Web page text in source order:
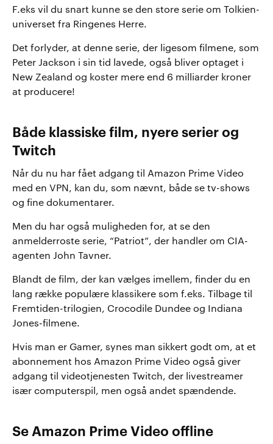
F.eks vil du snart kunne se den store serie om Tolkien-
universet fra Ringenes Herre.
Det forlyder, at denne serie, der ligesom filmene, som
Peter Jackson i sin tid lavede, også bliver optaget i
New Zealand og koster mere end 6 milliarder kroner
at producere!
Både klassiske film, nyere serier og
Twitch
Når du nu har fået adgang til Amazon Prime Video
med en VPN, kan du, som nævnt, både se tv-shows
og fine dokumentarer.
Men du har også muligheden for, at se den
anmelderroste serie, “Patriot”, der handler om CIA-
agenten John Tavner.
Blandt de film, der kan vælges imellem, finder du en
lang række populære klassikere som f.eks. Tilbage til
Fremtiden-trilogien, Crocodile Dundee og Indiana
Jones-filmene.
Hvis man er Gamer, synes man sikkert godt om, at et
abonnement hos Amazon Prime Video også giver
adgang til videotjenesten Twitch, der livestreamer
især computerspil, men også andet spændende.
Se Amazon Prime Video offline